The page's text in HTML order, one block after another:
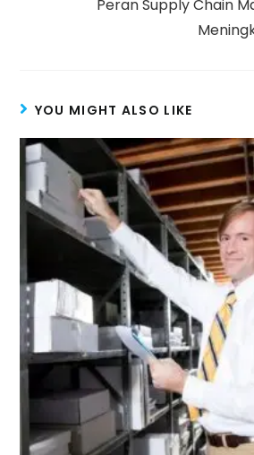
Peran Supply Chain
YOU MIGHT ALSO LIKE